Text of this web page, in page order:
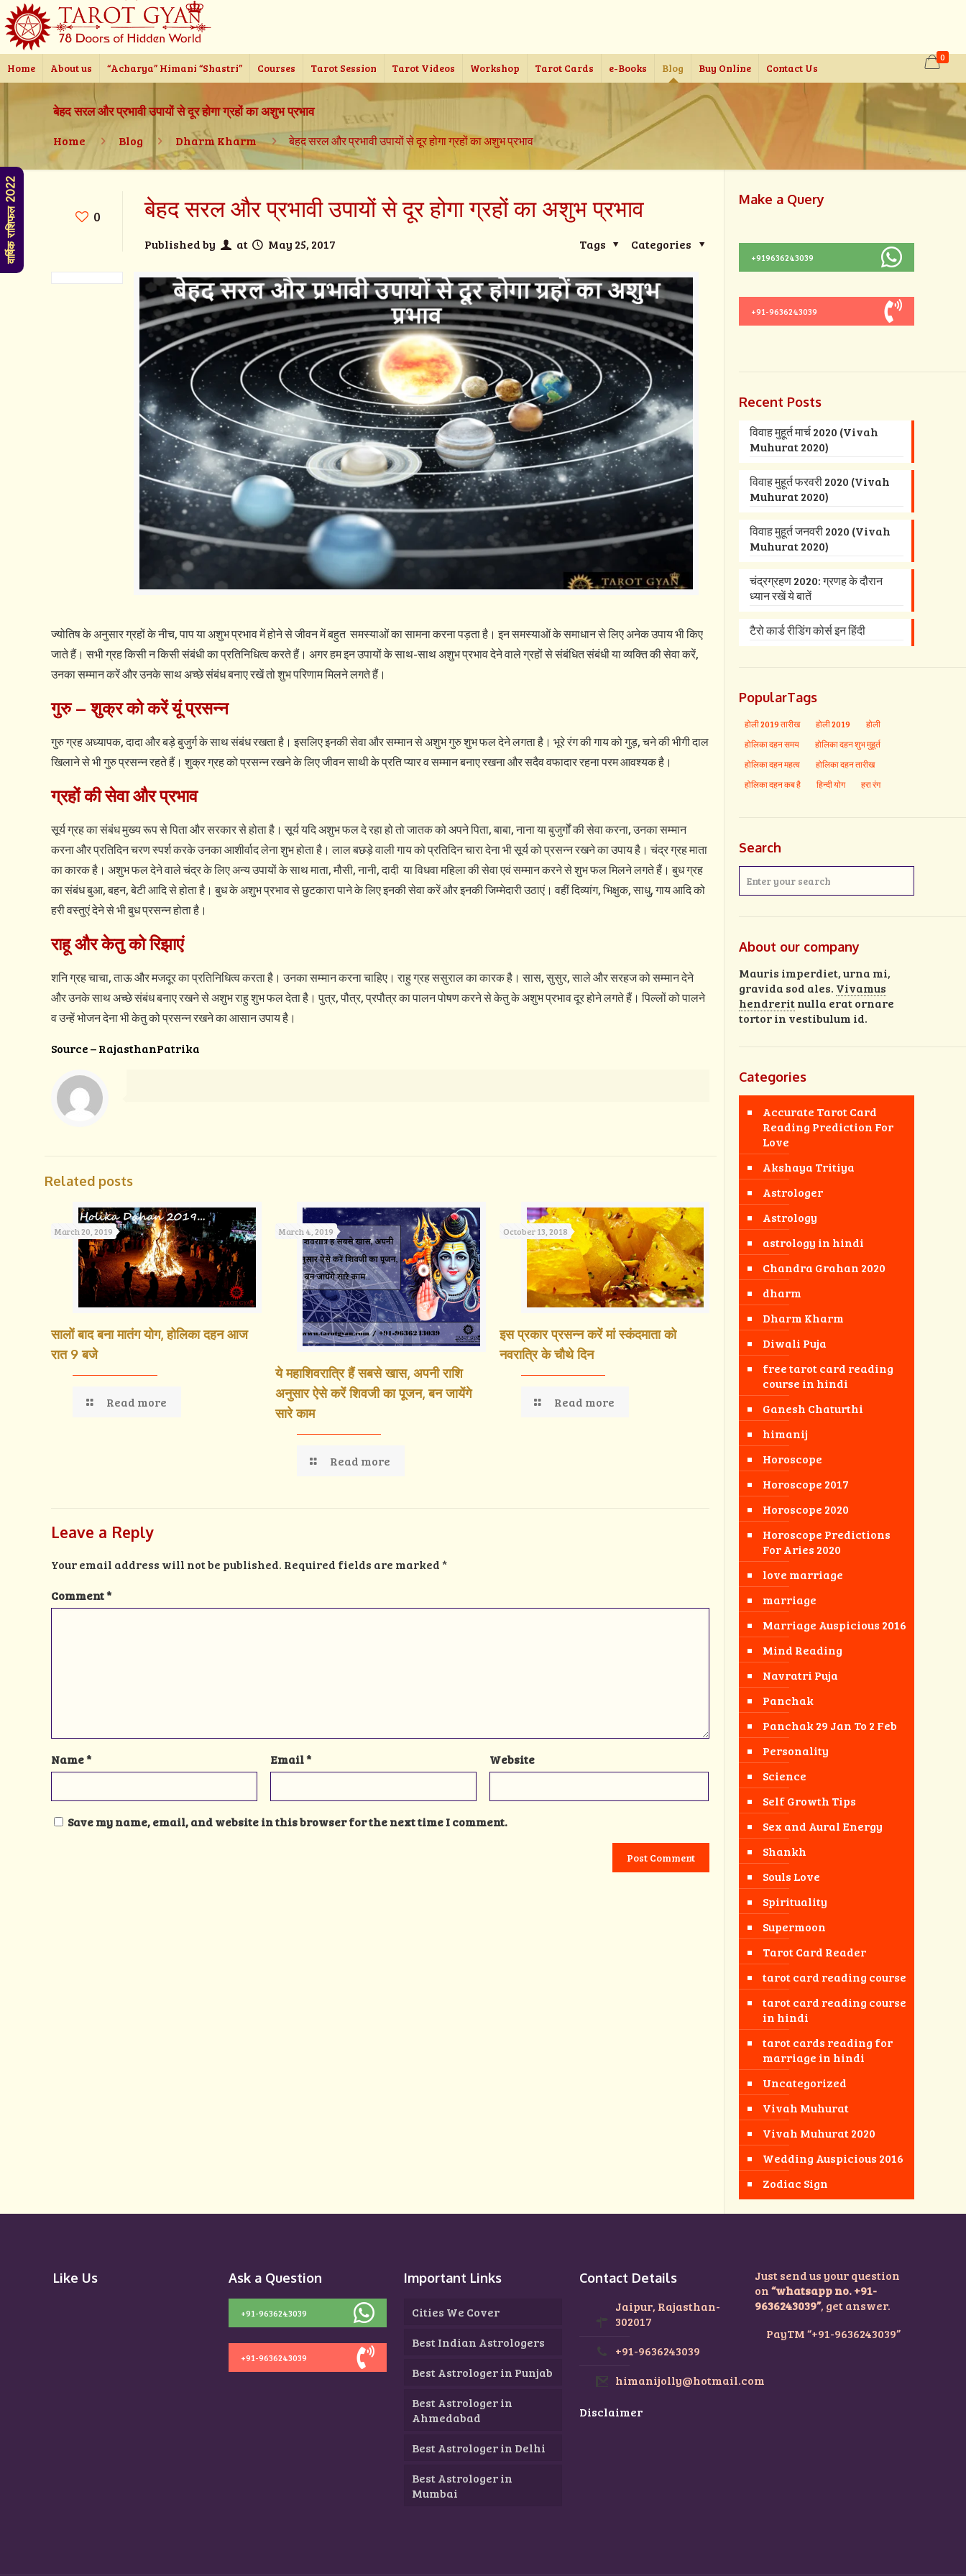
Home About us “Acharya” Himani “Shastri” Courses Tarot Session Tarot Videos Workshop Tarot Cards e-Books Blog Buy Online Contact Us
0
बेहद सरल और प्रभावी उपायों से दूर होगा ग्रहों का अशुभ प्रभाव
Home
Blog Dharm Kharm बेहद सरल और प्रभावी उपायों से दूर होगा ग्रहों का अशुभ प्रभाव
0 बेहद सरल और प्रभावी उपायों से दूर होगा ग्रहों का अशुभ प्रभाव
Published by at May 25, 2017 Categories
Tags
ज्योतिष के अनुसार ग्रहों के नीच, पाप या अशुभ प्रभाव में होने से जीवन में बहुत समस्याओं का सामना करना पड़ता है। इन समस्याओं के समाधान से लिए अनेक उपाय भी किए
जाते हैं। सभी ग्रह किसी न किसी संबंधी का प्रतिनिधित्व करते हैं। अगर हम इन उपायों के साथ-साथ अशुभ प्रभाव देने वाले ग्रहों से संबंधित संबंधी या व्यक्ति की सेवा करें,
उनका सम्मान करें और उनके साथ अच्छे संबंध बनाए रखें तो शुभ परिणाम मिलने लगते हैं।
गुरु –शुक्रकोकरेंयूंप्रसन्न
गुरु ग्रह अध्यापक, दादा और बड़े बुजुर्ग के साथ संबंध रखता है। इसलिए इनकी सेवा और सम्मान से अशुभ गुरु शुभ फल देने लगता है। भूरे रंग की गाय को गुड़, चने की भीगी दाल
खिलाने से भी गुरु प्रसन्न रहते हैं। शुक्र ग्रह को प्रसन्न रखने के लिए जीवन साथी के प्रति प्यार व सम्मान बनाए रखना और सदैव वफादार रहना परम आवश्यक है।
ग्रहोंकीसेवाऔरप्रभाव
सूर्य ग्रह का संबंध मुख्य रूप से पिता और सरकार से होता है। सूर्य यदि अशुभ फल दे रहा हो तो जातक को अपने पिता, बाबा, नाना या बुजुर्गों की सेवा करना, उनका सम्मान
करना और प्रतिदिन चरण स्पर्श करके उनका आशीर्वाद लेना शुभ होता है। लाल बछड़े वाली गाय को प्रतिदिन चारा देना भी सूर्य को प्रसन्न रखने का उपाय है। चंद्र ग्रह माता
का कारक है। अशुभ फल देने वाले चंद्र के लिए अन्य उपायों के साथ माता, मौसी, नानी, दादी या विधवा महिला की सेवा एवं सम्मान करने से शुभ फल मिलने लगते हैं। बुध ग्रह
का संबंध बुआ, बहन, बेटी आदि से होता है। बुध के अशुभ प्रभाव से छुटकारा पाने के लिए इनकी सेवा करें और इनकी जिम्मेदारी उठाएं। वहीं दिव्यांग, भिक्षुक, साधु, गाय आदि को
हरी वस्तुएं देने से भी बुध प्रसन्न होता है।
राहूऔरकेतुकोरिझाएं
शनि ग्रह चाचा, ताऊ और मजदूर का प्रतिनिधित्व करता है। उनका सम्मान करना चाहिए। राहु ग्रह ससुराल का कारक है। सास, सुसुर, साले और सरहज को सम्मान देने
और उनके साथ अच्छे संबंध बनाए रखने से अशुभ राहु शुभ फल देता है। पुत्र, पौत्र, प्रपौत्र का पालन पोषण करने से केतु के अशुभ प्रभाव दूर होने लगते हैं। पिल्लों को पालने
व उन्हें भोजन देना भी केतु को प्रसन्न रखने का आसान उपाय है।
Source – RajasthanPatrika
Related posts
March 20, 2019
सालों बाद बना मातंग योग, होलिका दहन आज
रात 9 बजे
Read more
March 4, 2019
ये महाशिवरात्रि हैं सबसे खास, अपनी राशि
अनुसार ऐसे करें शिवजी का पूजन, बन जायेंगे
सारे काम
Read more
October 13, 2018
इस प्रकार प्रसन्न करें मां स्कंदमाता को
नवरात्रि के चौथे दिन
Read more
Leave a Reply
Your email address will not be published. Required fields are marked*
Comment*
Name* Email* Website
Save my name, email, and website in this browser for the next time I comment.
Make a Query
+919636243039
+91-9636243039
Recent Posts
विवाह मुहूर्त मार्च 2020 (Vivah
Muhurat 2020)
विवाह मुहूर्त फरवरी 2020 (Vivah
Muhurat 2020)
विवाह मुहूर्त जनवरी 2020 (Vivah
Muhurat 2020)
चंद्रग्रहण 2020: ग्रणह के दौरान
ध्यान रखें ये बातें
टैरो कार्ड रीडिंग कोर्स इन हिंदी
PopularTags
होली 2019 तारीख होली 2019
होली
होलिका दहन समय
होलिका दहन शुभ मुहूर्त
होलिका दहन महत्व
होलिका दहन तारीख
होलिका दहन कब है
हिन्दी योग हरा रंग
Search
About our company
Mauris imperdiet, urna mi,
gravida sod ales. Vivamus
hendreritnulla erat ornare
tortor in vestibulum id.
Categories
Accurate Tarot Card
Reading Prediction For
Love
Akshaya Tritiya
Astrologer
Astrology
astrology in hindi
Chandra Grahan 2020
dharm
Dharm Kharm
Diwali Puja
free tarot card reading
course in hindi
Ganesh Chaturthi
himanij
Horoscope
Horoscope 2017
Horoscope 2020
Horoscope Predictions
For Aries 2020
love marriage
marriage
Marriage Auspicious 2016
Mind Reading
Navratri Puja
Panchak
Panchak 29 Jan To 2 Feb
Personality
Science
Self Growth Tips
Sex and Aural Energy
Shankh
Souls Love
Spirituality
Supermoon
Tarot Card Reader
tarot card reading course
tarot card reading course
in hindi
tarot cards reading for
marriage in hindi
Uncategorized
Vivah Muhurat
Vivah Muhurat 2020
Wedding Auspicious 2016
Zodiac Sign
Like Us Ask a Question
+91-9636243039
+91-9636243039
Important Links
Cities We Cover
Best Indian Astrologers
Best Astrologer in Punjab
Best Astrologer in
Ahmedabad
Best Astrologer in Delhi
Best Astrologer in
Mumbai
Contact Details
Jaipur, Rajasthan-
302017
+91-9636243039
himanijolly@hotmail.com
Disclaimer
Just send us your question
on“whatsapp no. +91-
9636243039”, get answer.
PayTM “+91-9636243039”
वार्षिक राशिफल 2022